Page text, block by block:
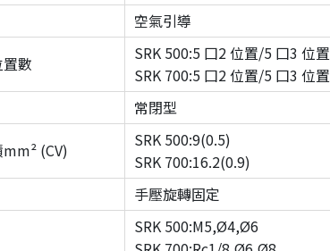
空氣引導
數
SRK 500:5 囗2 位置/5 囗3 位置
SRK 700:5 囗2 位置/5 囗3 位置
常閉型
(CV)
SRK 500:9(0.5)
SRK 700:16.2(0.9)
手壓旋轉固定
SRK 500:M5,Ø4,Ø6